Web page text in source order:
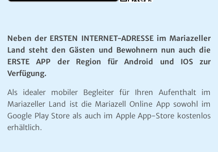
Neben der ERSTEN INTERNET-ADRESSE im Mariazeller
Land steht den Gästen und Bewohnern nun auch die
ERSTE APP der Region für Android und IOS zur
Verfügung.
Als idealer mobiler Begleiter für Ihren Aufenthalt im
Mariazeller Land ist die Mariazell Online App sowohl im
Google Play Store als auch im Apple App-Store kostenlos
erhältlich.